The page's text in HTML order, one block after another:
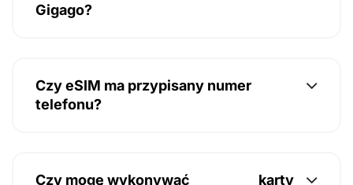
Gigago?
Czy eSIM ma przypisany numer
telefonu?
Czy mogę wykonywać
karty